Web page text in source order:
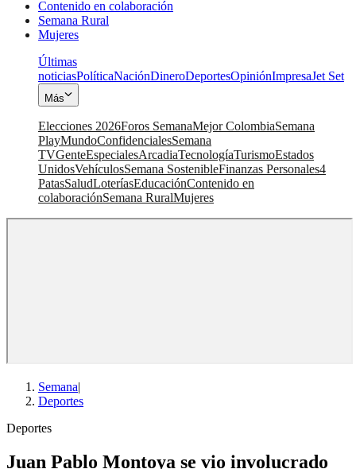
Contenido en colaboración
Semana Rural
Mujeres
Últimas
noticiasPolíticaNaciónDineroDeportesOpiniónImpresaJet Set
Más
Elecciones 2026Foros SemanaMejor ColombiaSemana
PlayMundoConfidencialesSemana
TVGenteEspecialesArcadiaTecnologíaTurismoEstados
UnidosVehículosSemana SostenibleFinanzas Personales4
PatasSaludLoteríasEducaciónContenido en
colaboraciónSemana RuralMujeres
Semana|
Deportes
Deportes
Juan Pablo Montoya se vio involucrado